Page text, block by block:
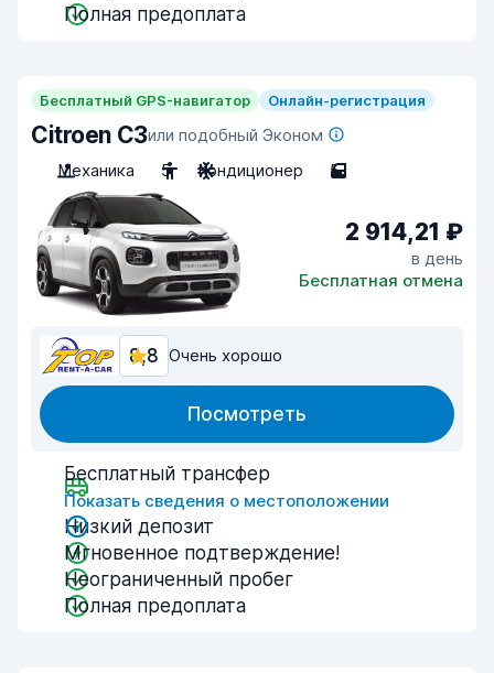
Полная предоплата
Бесплатный GPS-навигатор Онлайн-регистрация
Citroen C3или подобный Эконом
Механика
5 Кондиционер 5
2 914,21 ₽
в день
Бесплатная отмена
8,8 Очень хорошо
Посмотреть
Бесплатный трансфер
Показать сведения о местоположении
Низкий депозит
Мгновенное подтверждение!
Неограниченный пробег
Полная предоплата